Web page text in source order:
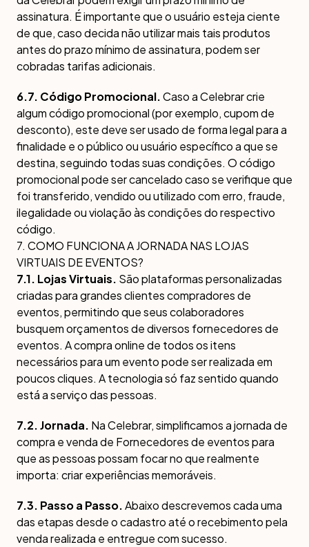
assinatura. É importante que o usuário esteja ciente
de que, caso decida não utilizar mais tais produtos
antes do prazo mínimo de assinatura, podem ser
cobradas tarifas adicionais.
6.7. Código Promocional.Caso a Celebrar crie
algum código promocional (por exemplo, cupom de
desconto), este deve ser usado de forma legal para a
finalidade e o público ou usuário específico a que se
destina, seguindo todas suas condições. O código
promocional pode ser cancelado caso se verifique que
foi transferido, vendido ou utilizado com erro, fraude,
ilegalidade ou violação às condições do respectivo
código.
7. COMO FUNCIONA A JORNADA NAS LOJAS
VIRTUAIS DE EVENTOS?
7.1. Lojas Virtuais. São plataformas personalizadas
criadas para grandes clientes compradores de
eventos, permitindo que seus colaboradores
busquem orçamentos de diversos fornecedores de
eventos. A compra online de todos os itens
necessários para um evento pode ser realizada em
poucos cliques. A tecnologia só faz sentido quando
está a serviço das pessoas.
7.2. Jornada. Na Celebrar, simplificamos a jornada de
compra e venda de Fornecedores de eventos para
que as pessoas possam focar no que realmente
importa: criar experiências memoráveis.
7.3. Passo a Passo.Abaixo descrevemos cada uma
das etapas desde o cadastro até o recebimento pela
venda realizada e entregue com sucesso.